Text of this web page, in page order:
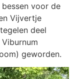
voor de
Vijvertje
deel
geworden.